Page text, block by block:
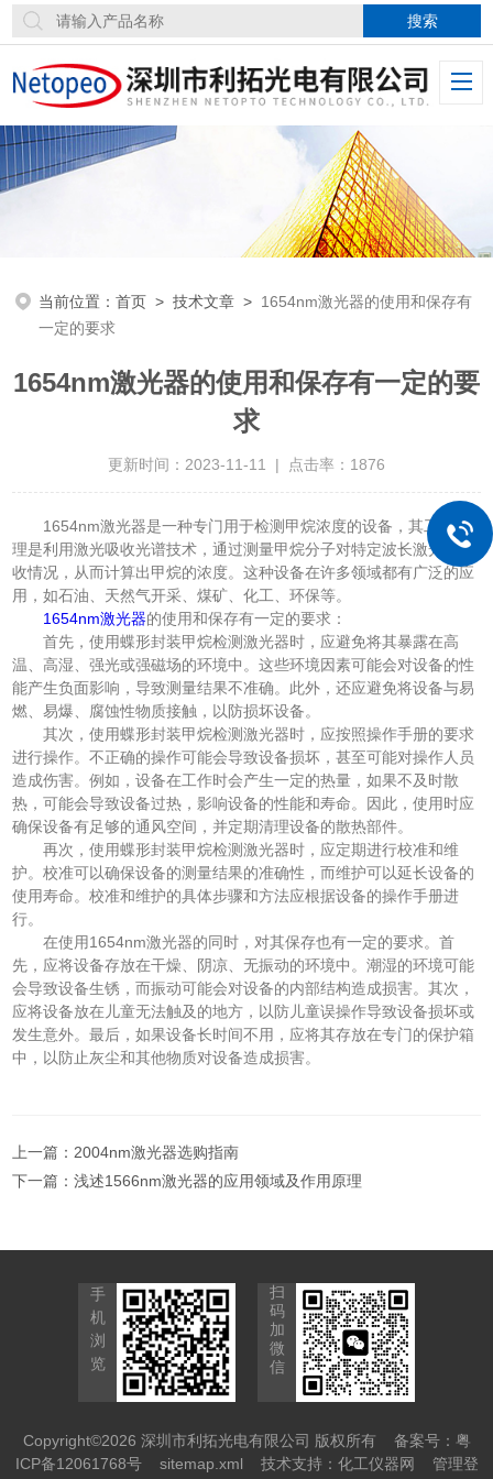
当前位置：首页 >技术文章 > 1654nm激光器的使用和保存有
一定的要求
1654nm激光器的使用和保存有一定的要
求
更新时间：2023-11-11 | 点击率：1876
1654nm激光器是一种专门用于检测甲烷浓度的设备，其工作原
理是利用激光吸收光谱技术，通过测量甲烷分子对特定波长激光的吸
收情况，从而计算出甲烷的浓度。这种设备在许多领域都有广泛的应
用，如石油、天然气开采、煤矿、化工、环保等。
1654nm激光器的使用和保存有一定的要求：
首先，使用蝶形封装甲烷检测激光器时，应避免将其暴露在高
温、高湿、强光或强磁场的环境中。这些环境因素可能会对设备的性
能产生负面影响，导致测量结果不准确。此外，还应避免将设备与易
燃、易爆、腐蚀性物质接触，以防损坏设备。
其次，使用蝶形封装甲烷检测激光器时，应按照操作手册的要求
进行操作。不正确的操作可能会导致设备损坏，甚至可能对操作人员
造成伤害。例如，设备在工作时会产生一定的热量，如果不及时散
热，可能会导致设备过热，影响设备的性能和寿命。因此，使用时应
确保设备有足够的通风空间，并定期清理设备的散热部件。
再次，使用蝶形封装甲烷检测激光器时，应定期进行校准和维
护。校准可以确保设备的测量结果的准确性，而维护可以延长设备的
使用寿命。校准和维护的具体步骤和方法应根据设备的操作手册进
行。
在使用1654nm激光器的同时，对其保存也有一定的要求。首
先，应将设备存放在干燥、阴凉、无振动的环境中。潮湿的环境可能
会导致设备生锈，而振动可能会对设备的内部结构造成损害。其次，
应将设备放在儿童无法触及的地方，以防儿童误操作导致设备损坏或
发生意外。最后，如果设备长时间不用，应将其存放在专门的保护箱
中，以防止灰尘和其他物质对设备造成损害。
上一篇： 2004nm激光器选购指南
下一篇：浅述1566nm激光器的应用领域及作用原理
手
机
浏
览
扫
码
加
微
信
Copyright©2026 深圳市利拓光电有限公司 版权所有 备案号：粤
ICP备12061768号
sitemap.xml 技术支持： 化工仪器网
管理登